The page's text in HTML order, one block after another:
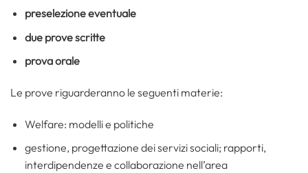
preselezione eventuale
due prove scritte
prova orale
Le prove riguarderanno le seguenti materie:
Welfare: modelli e politiche
gestione, progettazione dei servizi sociali; rapporti,
interdipendenze e collaborazione nell’area